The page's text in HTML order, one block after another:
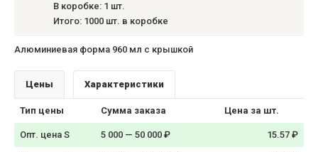
В коробке: 1 шт.
Итого: 1000 шт. в коробке
Алюминиевая форма 960 мл с крышкой
Цены Характеристики
Тип цены Сумма заказа Цена за шт.
Опт. цена S 5 000 — 50 000 ₽ 15.57 ₽